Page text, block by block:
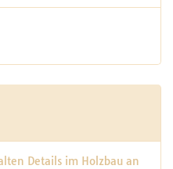
Details im Holzbau an